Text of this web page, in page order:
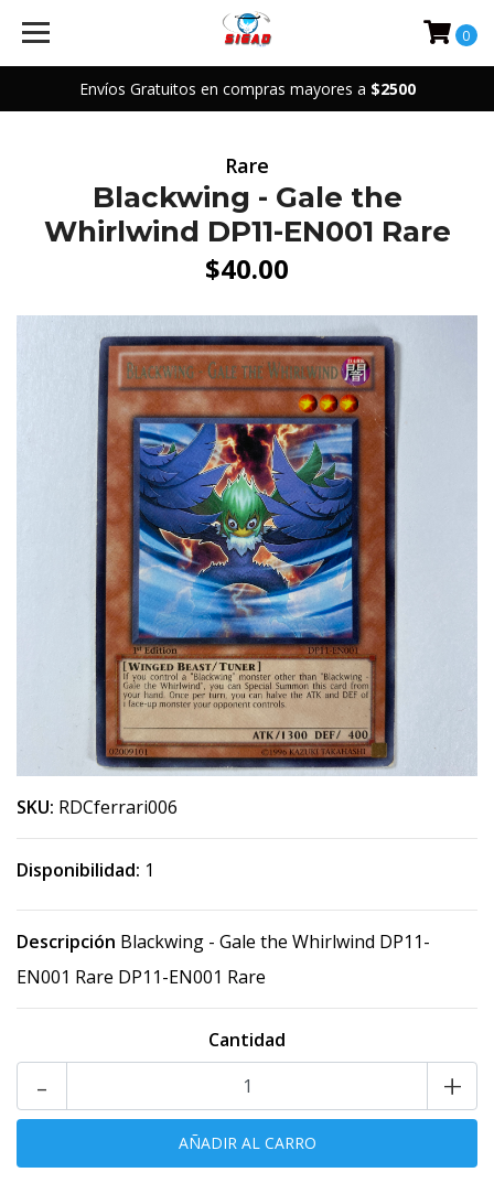
Envíos Gratuitos en compras mayores a $2500
0
Rare
Blackwing - Gale the
Whirlwind DP11-EN001 Rare
$40.00
SKU: RDCferrari006
Disponibilidad: 1
Descripción Blackwing - Gale the Whirlwind DP11-
EN001 Rare DP11-EN001 Rare
Cantidad
+
-